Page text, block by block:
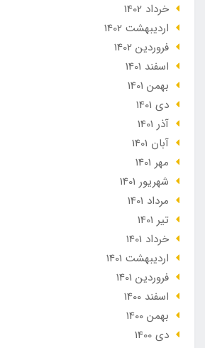
خرداد 1402
ارديبهشت 1402
فروردین 1402
اسفند 1401
بهمن 1401
دی 1401
آذر 1401
آبان 1401
مهر 1401
شهریور 1401
مرداد 1401
تير 1401
خرداد 1401
ارديبهشت 1401
فروردین 1401
اسفند 1400
بهمن 1400
دی 1400